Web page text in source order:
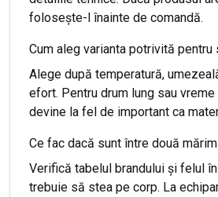
folosește-l înainte de comandă.
Cum aleg varianta potrivită pentru
Alege după temperatură,
efort. Pentru drum lung sau
devine la fel de important ca
Ce fac dacă sunt între două
Verifică tabelul brandului și felul
trebuie să stea pe corp. La